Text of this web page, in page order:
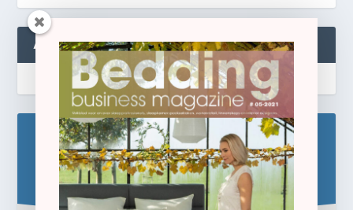
ABONNEREN
Blijf op de hoogte!
Schrijf u hier in voor de gratis e-newsletter.